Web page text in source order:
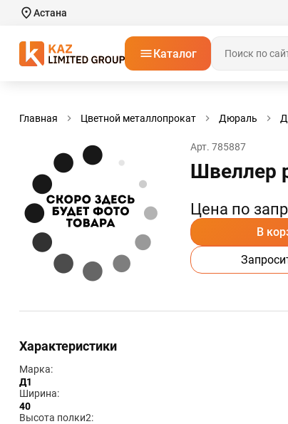
Астана
Каталог
Главная Цветной металлопрокат Дюраль
Арт. 785887
Швеллер
Цена по
В
Характеристики
Марка:
Д1
Ширина:
40
Высота полки2: